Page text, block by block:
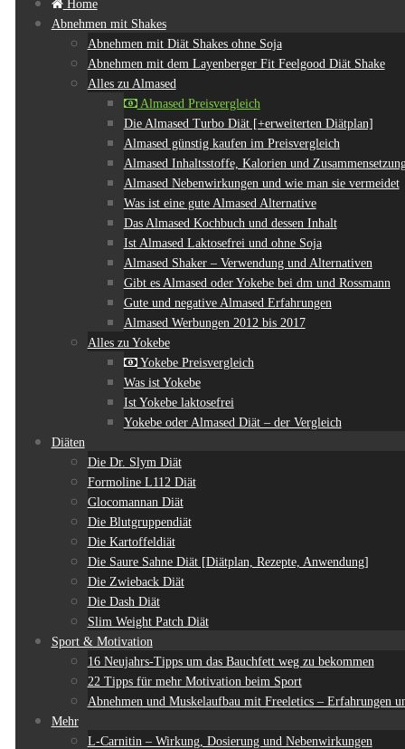
Home
Abnehmen mit Shakes
Abnehmen mit Diät Shakes ohne Soja
Abnehmen mit dem Layenberger Fit Feelgood Diät Shake
Alles zu Almased
Almased Preisvergleich
Die Almased Turbo Diät [+erweiterten Diätplan]
Almased günstig kaufen im Preisvergleich
Almased Inhaltsstoffe, Kalorien und
Almased Nebenwirkungen und wie man sie vermeidet
Was ist eine gute Almased Alternative
Das Almased Kochbuch und dessen Inhalt
Ist Almased Laktosefrei und ohne Soja
Almased Shaker – Verwendung und Alternativen
Gibt es Almased oder Yokebe bei dm und Rossmann
Gute und negative Almased Erfahrungen
Almased Werbungen 2012 bis 2017
Alles zu Yokebe
Yokebe Preisvergleich
Was ist Yokebe
Ist Yokebe laktosefrei
Yokebe oder Almased Diät – der Vergleich
Diäten
Die Dr. Slym Diät
Formoline L112 Diät
Glocomannan Diät
Die Blutgruppendiät
Die Kartoffeldiät
Die Saure Sahne Diät [Diätplan, Rezepte, Anwendung]
Die Zwieback Diät
Die Dash Diät
Slim Weight Patch Diät
Sport & Motivation
16 Neujahrs-Tipps um das Bauchfett weg zu bekommen
22 Tipps für mehr Motivation beim Sport
Abnehmen und Muskelaufbau mit Freeletics – Erfahrungen
Mehr
L-Carnitin – Wirkung, Dosierung und Nebenwirkungen